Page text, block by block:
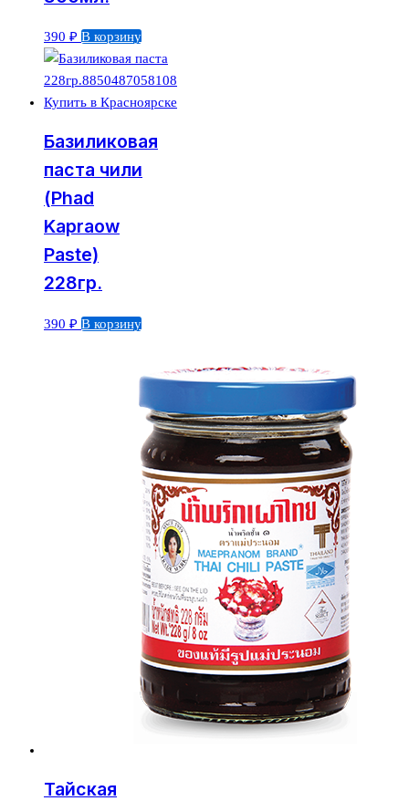
390 ₽ В корзину
Базиликовая
паста чили
(Phad
Kapraow
Paste)
228гр.
390 ₽ В корзину
Тайская